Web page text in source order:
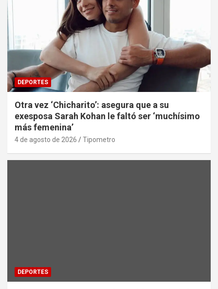
DEPORTES
Otra vez ‘Chicharito’: asegura que a su
exesposa Sarah Kohan le faltó ser ‘muchísimo
más femenina’
4 de agosto de 2026 Tipometro
DEPORTES